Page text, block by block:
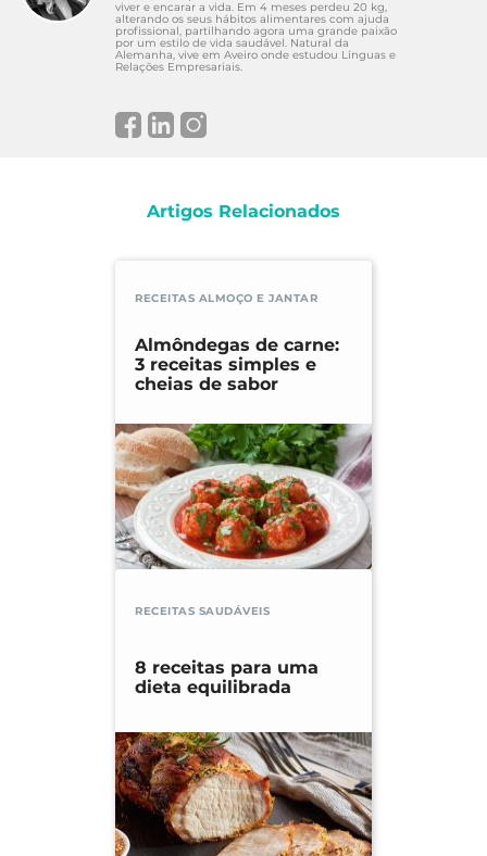
viver e encarar a vida. Em 4 meses perdeu 20 kg,
alterando os seus hábitos alimentares com ajuda
profissional, partilhando agora uma grande paixão
por um estilo de vida saudável. Natural da
Alemanha, vive em Aveiro onde estudou Línguas e
Relações Empresariais.
Artigos Relacionados
RECEITAS ALMOÇO E JANTAR
Almôndegas de carne:
3 receitas simples e
cheias de sabor
RECEITAS SAUDÁVEIS
8 receitas para uma
dieta equilibrada